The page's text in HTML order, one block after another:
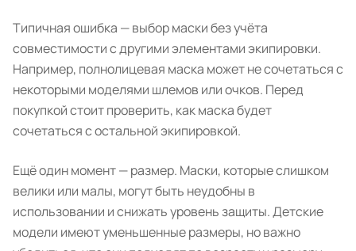
Типичная ошибка — выбор маски без учёта
совместимости с другими элементами экипировки.
Например, полнолицевая маска может не сочетаться с
некоторыми моделями шлемов или очков. Перед
покупкой стоит проверить, как маска будет
сочетаться с остальной экипировкой.
Ещё один момент — размер. Маски, которые слишком
велики или малы, могут быть неудобны в
использовании и снижать уровень защиты. Детские
модели имеют уменьшенные размеры, но важно